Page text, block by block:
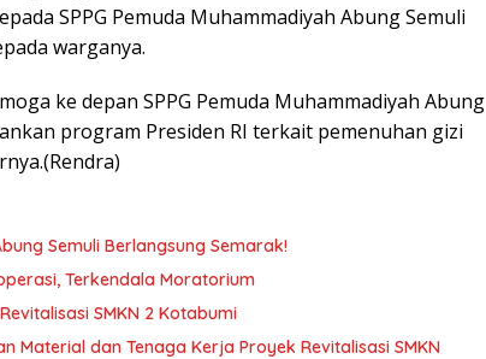
SPPG Pemuda Muhammadiyah Abung Semuli
warganya.
ke depan SPPG Pemuda Muhammadiyah Abung
program Presiden RI terkait pemenuhan gizi
Semuli Berlangsung Semarak!
Terkendala Moratorium
SMKN 2 Kotabumi
Material dan Tenaga Kerja Proyek Revitalisasi SMKN